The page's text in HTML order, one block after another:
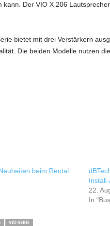
Der VIO X 206
bietet mit drei Verstärkern
Die beiden Modelle nutzen
beim Rental
22.
In
VIO-SERIE